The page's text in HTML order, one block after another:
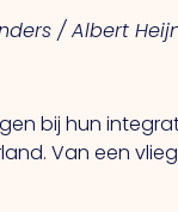
/ Albert
bij hun
Van een